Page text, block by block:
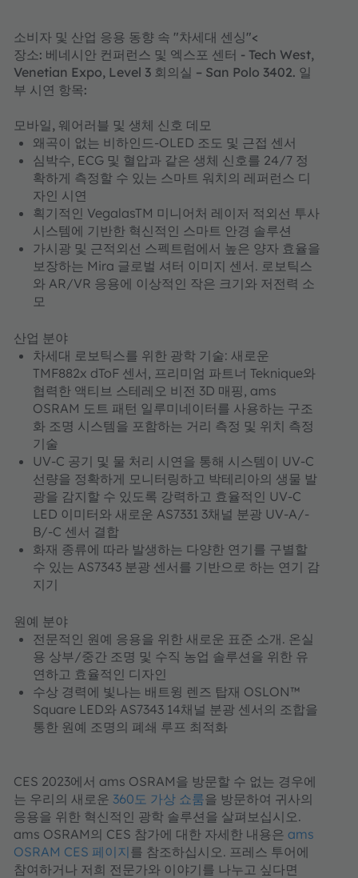
소비자 및 산업 응용 동향 속 "차세대 센싱"<
장소: 베네시안 컨퍼런스 및 엑스포 센터 - Tech West,
Venetian Expo, Level 3 회의실 – San Polo 3402. 일
부 시연 항목:
모바일, 웨어러블 및 생체 신호 데모
왜곡이 없는 비하인드-OLED 조도 및 근접 센서
심박수, ECG 및 혈압과 같은 생체 신호를 24/7 정
확하게 측정할 수 있는 스마트 워치의 레퍼런스 디
자인 시연
획기적인 VegalasTM 미니어처 레이저 적외선 투사
시스템에 기반한 혁신적인 스마트 안경 솔루션
가시광 및 근적외선 스펙트럼에서 높은 양자 효율을
보장하는 Mira 글로벌 셔터 이미지 센서. 로보틱스
와 AR/VR 응용에 이상적인 작은 크기와 저전력 소
모
산업 분야
차세대 로보틱스를 위한 광학 기술: 새로운
TMF882x dToF 센서, 프리미엄 파트너 Teknique와
협력한 액티브 스테레오 비전 3D 매핑, ams
OSRAM 도트 패턴 일루미네이터를 사용하는 구조
화 조명 시스템을 포함하는 거리 측정 및 위치 측정
기술
UV-C 공기 및 물 처리 시연을 통해 시스템이 UV-C
선량을 정확하게 모니터링하고 박테리아의 생물 발
광을 감지할 수 있도록 강력하고 효율적인 UV-C
LED 이미터와 새로운 AS7331 3채널 분광 UV-A/-
B/-C 센서 결합
화재 종류에 따라 발생하는 다양한 연기를 구별할
수 있는 AS7343 분광 센서를 기반으로 하는 연기 감
지기
원예 분야
전문적인 원예 응용을 위한 새로운 표준 소개. 온실
용 상부/중간 조명 및 수직 농업 솔루션을 위한 유
연하고 효율적인 디자인
수상 경력에 빛나는 배트윙 렌즈 탑재 OSLON™
Square LED와 AS7343 14채널 분광 센서의 조합을
통한 원예 조명의 폐쇄 루프 최적화
CES 2023에서 ams OSRAM을 방문할 수 없는 경우에
는 우리의 새로운 360도 가상 쇼룸을 방문하여 귀사의
응용을 위한 혁신적인 광학 솔루션을 살펴보십시오.
ams OSRAM의 CES 참가에 대한 자세한 내용은 ams
OSRAM CES 페이지를 참조하십시오. 프레스 투어에
참여하거나 저희 전문가와 이야기를 나누고 싶다면